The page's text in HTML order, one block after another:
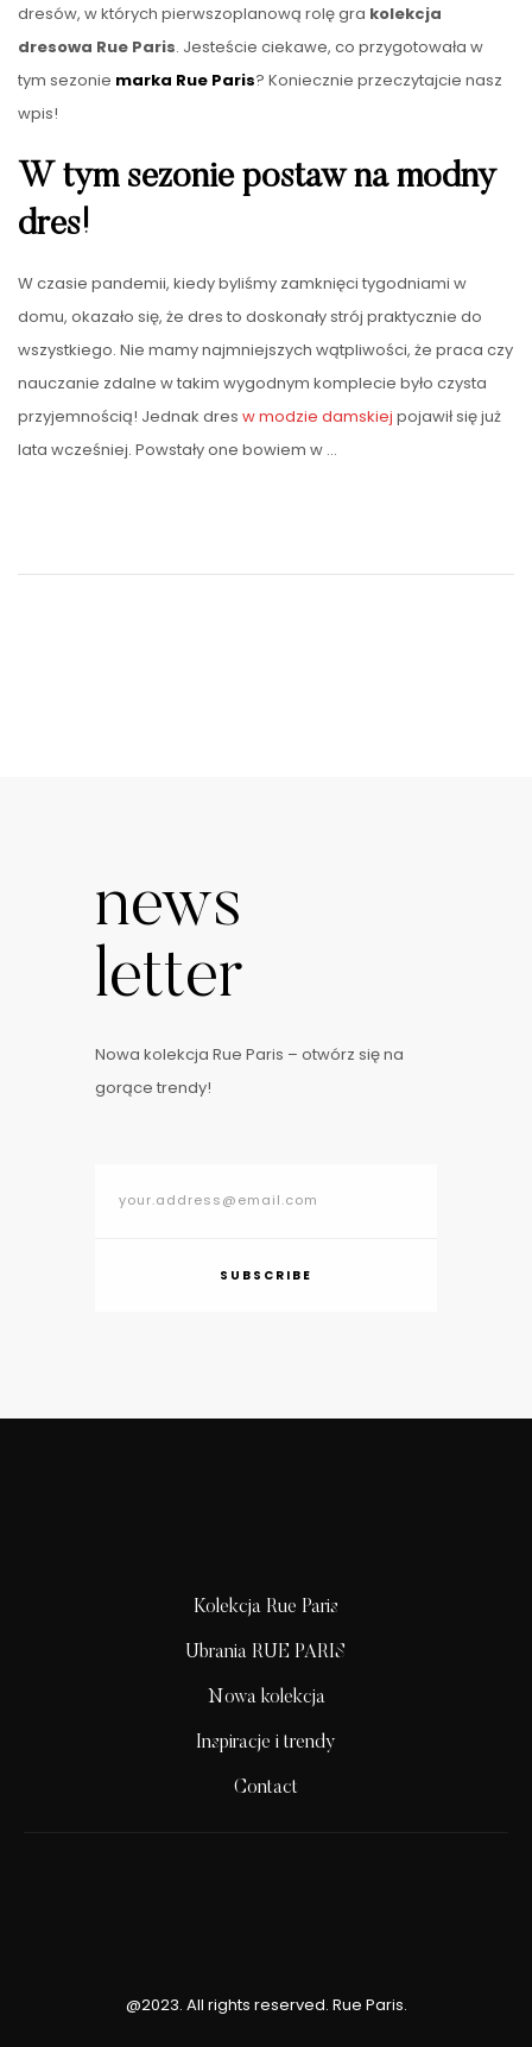
dresów, w których pierwszoplanową rolę gra kolekcja
dresowa Rue Paris. Jesteście ciekawe, co przygotowała w
tym sezonie marka Rue Paris? Koniecznie przeczytajcie nasz
wpis!
W tym sezonie postaw na modny
dres!
W czasie pandemii, kiedy byliśmy zamknięci tygodniami w
domu, okazało się, że dres to doskonały strój praktycznie do
wszystkiego. Nie mamy najmniejszych wątpliwości, że praca czy
nauczanie zdalne w takim wygodnym komplecie było czysta
przyjemnością! Jednak dres w modzie damskiej pojawił się już
lata wcześniej. Powstały one bowiem w …
news
letter
Nowa kolekcja Rue Paris – otwórz się na
gorące trendy!
SUBSCRIBE
Kolekcja Rue Paris
Ubrania RUE PARIS
Nowa kolekcja
Inspiracje i trendy
Contact
@2023. All rights reserved. Rue Paris.